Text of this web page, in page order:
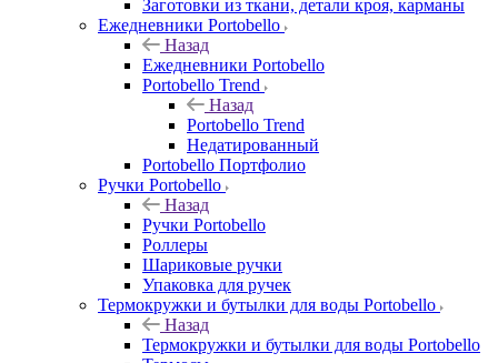
Заготовки из ткани, детали кроя, карманы
Ежедневники Portobello
Назад
Ежедневники Portobello
Portobello Trend
Назад
Portobello Trend
Недатированный
Portobello Портфолио
Ручки Portobello
Назад
Ручки Portobello
Роллеры
Шариковые ручки
Упаковка для ручек
Термокружки и бутылки для воды Portobello
Назад
Термокружки и бутылки для воды Portobello